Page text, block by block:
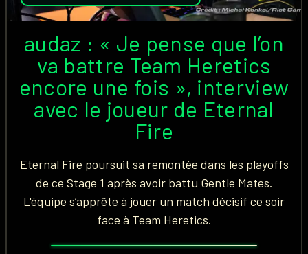
audaz : « Je pense que l’on
va battre Team Heretics
encore une fois », interview
avec le joueur de Eternal
Fire
Eternal Fire poursuit sa remontée dans les playoffs
de ce Stage 1 après avoir battu Gentle Mates.
L'équipe s’apprête à jouer un match décisif ce soir
face à Team Heretics.